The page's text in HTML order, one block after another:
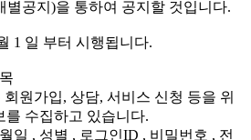
별공지)을 통하여 공지할 것입니다.
1 일 부터 시행됩니다.
원가입, 상담, 서비스 신청 등을 위
를 수집하고 있습니다.
일 , 성별 , 로그인ID , 비밀번호 , 전